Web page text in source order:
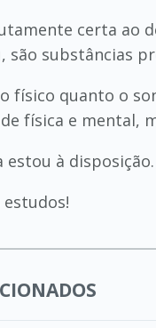
certa ao
são substâncias
físico quanto o
física e mental,
estou à disposição.